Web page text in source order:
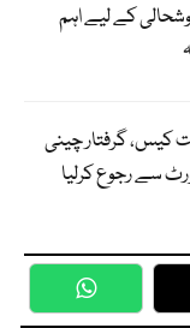
کے لیے اہم
کیس، گرفتار چینی
سے رجوع کرلیا
WhatsApp